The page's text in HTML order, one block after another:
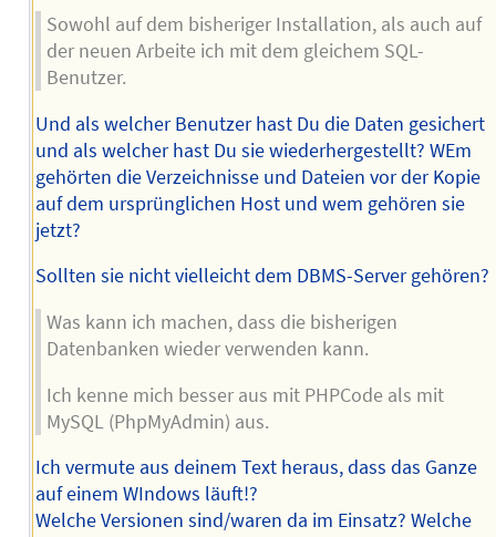
Sowohl auf dem bisheriger Installation, als auch auf
der neuen Arbeite ich mit dem gleichem SQL-
Benutzer.
Und als welcher Benutzer hast Du die Daten gesichert
und als welcher hast Du sie wiederhergestellt? WEm
gehörten die Verzeichnisse und Dateien vor der Kopie
auf dem ursprünglichen Host und wem gehören sie
jetzt?
Sollten sie nicht vielleicht dem DBMS-Server gehören?
Was kann ich machen, dass die bisherigen
Datenbanken wieder verwenden kann.
Ich kenne mich besser aus mit PHPCode als mit
MySQL (PhpMyAdmin) aus.
Ich vermute aus deinem Text heraus, dass das Ganze
auf einem WIndows läuft!?
Welche Versionen sind/waren da im Einsatz? Welche